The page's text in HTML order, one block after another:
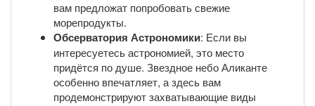
вам предложат попробовать свежие
морепродукты.
Обсерватория Астрономики: Если вы
интересуетесь астрономией, это место
придётся по душе. Звездное небо Аликанте
особенно впечатляет, а здесь вам
продемонстрируют захватывающие виды